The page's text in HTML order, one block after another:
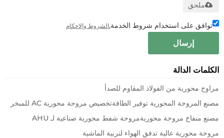
ملحق
توافق على استخدام شروط الخدمة,الشروط والاحكام
إرسال
الكلمات الدالة
مراوح محورية من الفولاذ المقاوم للصدأ
مصنع المروحة المحورية توفير الطاقةتخصيص مروحة محورية AC للمبخر
مصنع منفاخ مروحة محوريةمروحة شفط محورية صناعية لـ AHU
مروحة محورية عالية تدفق الهواء لتربية الماشية